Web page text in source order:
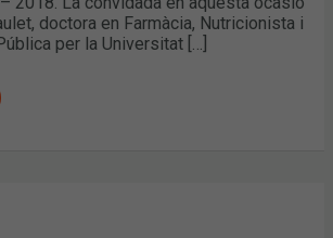
doctora en Farmàcia, Nutricionista i
per la Universitat […]